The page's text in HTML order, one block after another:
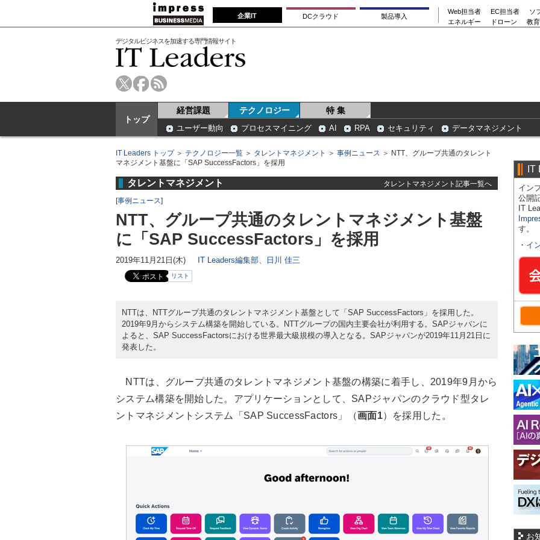
企業IT DCクラウド 製品導入
Web担当者 EC担当者
ソ
エネルギー
ドローン 教
デジタルビジネスを加速する専門情報サイト
トップ
経営課題 テクノロジー 特 集
ユーザー動向 プロセスマイニング AI RPA セキュリティ データマネジメント
IT Leaders トップ＞ テクノロジー一覧 ＞ タレントマネジメント ＞ 事例ニュース ＞ NTT、グループ共通のタレント
マネジメント基盤に「SAP SuccessFactors」を採用
タレントマネジメント
タレントマネジメント記事一覧へ
[事例ニュース]
NTT、グループ共通のタレントマネジメント基盤
に「SAP SuccessFactors」を採用
2019年11月21日(木) IT Leaders編集部、日川 佳三
リスト
NTTは、NTTグループ共通のタレントマネジメント基盤として「SAP SuccessFactors」を採用した。
2019年9月からシステム構築を開始している。NTTグループの国内主要会社が利用する。SAPジャパンに
よると、SAP SuccessFactorsにおける世界最大級規模の導入となる。SAPジャパンが2019年11月21日に
発表した。
NTTは、グループ共通のタレントマネジメント基盤の構築に着手し、2019年9月から
システム構築を開始した。アプリケーションとして、SAPジャパンのクラウド型タレ
ントマネジメントシステム「SAP SuccessFactors」（画面1）を採用した。
IT
イン
公開
IT
す。
・ イ
お